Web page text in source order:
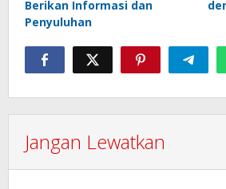
Berikan Informasi dan
Penyuluhan
Jangan Lewatkan